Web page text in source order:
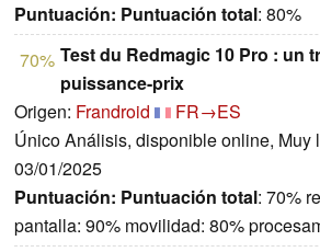
Puntuación: Puntuación total: 80%
70% Test du Redmagic 10 Pro : un
puissance-prix
Origen: Frandroid
FR→ES
Único Análisis, disponible online, Muy
03/01/2025
Puntuación: Puntuación total: 70%
pantalla: 90% movilidad: 80%